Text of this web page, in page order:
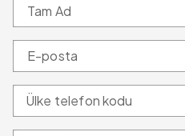
Tam Ad
E-posta
Ülke telefon kodu